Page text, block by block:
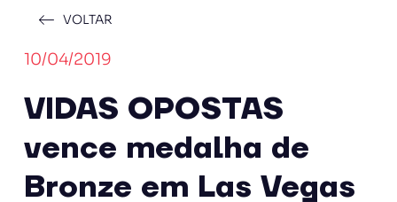
VOLTAR
10/04/2019
VIDAS OPOSTAS
vence medalha de
Bronze em Las Vegas